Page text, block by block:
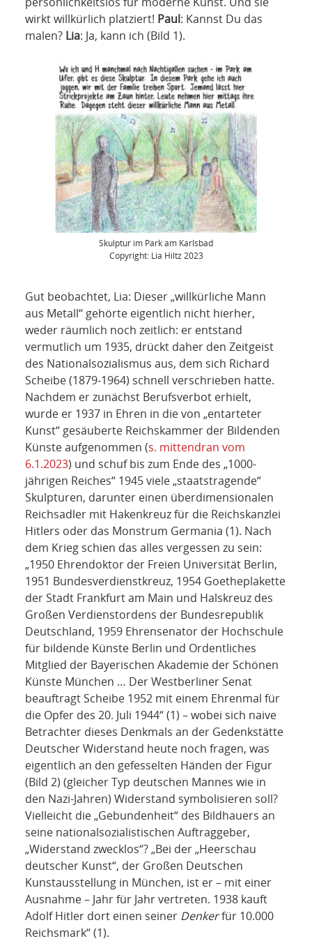
wirkt willkürlich platziert! Paul: Kannst Du das
malen? Lia: Ja, kann ich (Bild 1).
Skulptur im Park am Karlsbad
Copyright: Lia Hiltz 2023
Gut beobachtet, Lia: Dieser „willkürliche Mann
aus Metall“ gehörte eigentlich nicht hierher,
weder räumlich noch zeitlich: er entstand
vermutlich um 1935, drückt daher den Zeitgeist
des Nationalsozialismus aus, dem sich Richard
Scheibe (1879-1964) schnell verschrieben hatte.
Nachdem er zunächst Berufsverbot erhielt,
wurde er 1937 in Ehren in die von „entarteter
Kunst“ gesäuberte Reichskammer der Bildenden
Künste aufgenommen (s. mittendran vom
6.1.2023) und schuf bis zum Ende des „1000-
jährigen Reiches“ 1945 viele „staatstragende“
Skulpturen, darunter einen überdimensionalen
Reichsadler mit Hakenkreuz für die Reichskanzlei
Hitlers oder das Monstrum Germania (1). Nach
dem Krieg schien das alles vergessen zu sein:
„1950 Ehrendoktor der Freien Universität Berlin,
1951 Bundesverdienstkreuz, 1954 Goetheplakette
der Stadt Frankfurt am Main und Halskreuz des
Großen Verdienstordens der Bundesrepublik
Deutschland, 1959 Ehrensenator der Hochschule
für bildende Künste Berlin und Ordentliches
Mitglied der Bayerischen Akademie der Schönen
Künste München … Der Westberliner Senat
beauftragt Scheibe 1952 mit einem Ehrenmal für
die Opfer des 20. Juli 1944“ (1) – wobei sich naive
Betrachter dieses Denkmals an der Gedenkstätte
Deutscher Widerstand heute noch fragen, was
eigentlich an den gefesselten Händen der Figur
(Bild 2) (gleicher Typ deutschen Mannes wie in
den Nazi-Jahren) Widerstand symbolisieren soll?
Vielleicht die „Gebundenheit“ des Bildhauers an
seine nationalsozialistischen Auftraggeber,
„Widerstand zwecklos“? „Bei der „Heerschau
deutscher Kunst“, der Großen Deutschen
Kunstausstellung in München, ist er – mit einer
Ausnahme – Jahr für Jahr vertreten. 1938 kauft
Adolf Hitler dort einen seiner Denkerfür 10.000
Reichsmark“ (1).